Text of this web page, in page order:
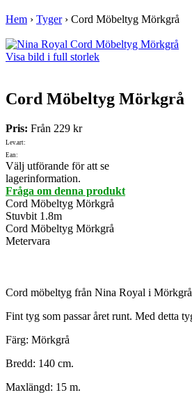
Hem › Tyger› Cord Möbeltyg Mörkgrå
Visa bild i full storlek
Cord Möbeltyg Mörkgrå
Pris: Från 229 kr
Lev.art:
Ean:
Välj utförande för att se
lagerinformation.
Fråga om denna produkt
Cord Möbeltyg Mörkgrå
Stuvbit 1.8m
Cord Möbeltyg Mörkgrå
Metervara
Cord möbeltyg från Nina Royal i
Fint tyg som passar året runt. Med detta
Färg: Mörkgrå
Bredd: 140 cm.
Maxlängd: 15 m.